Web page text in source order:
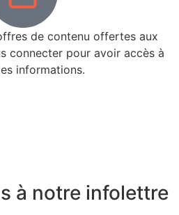
de contenu offertes aux
connecter pour avoir accès à
informations.
à notre infolettre